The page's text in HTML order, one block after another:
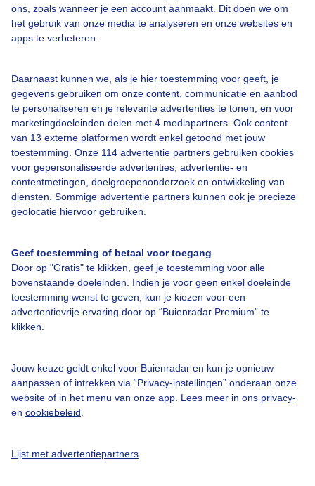
ons, zoals wanneer je een account aanmaakt. Dit doen we om
het gebruik van onze media te analyseren en onze websites en
apps te verbeteren.
Daarnaast kunnen we, als je hier toestemming voor geeft, je
gegevens gebruiken om onze content, communicatie en aanbod
te personaliseren en je relevante advertenties te tonen, en voor
marketingdoeleinden delen met 4 mediapartners. Ook content
van 13 externe platformen wordt enkel getoond met jouw
toestemming. Onze 114 advertentie partners gebruiken cookies
voor gepersonaliseerde advertenties, advertentie- en
contentmetingen, doelgroepenonderzoek en ontwikkeling van
diensten. Sommige advertentie partners kunnen ook je precieze
geolocatie hiervoor gebruiken.
Geef toestemming of betaal voor toegang
Door op "Gratis" te klikken, geef je toestemming voor alle
bovenstaande doeleinden. Indien je voor geen enkel doeleinde
toestemming wenst te geven, kun je kiezen voor een
advertentievrije ervaring door op “Buienradar Premium” te
klikken.
Jouw keuze geldt enkel voor Buienradar en kun je opnieuw
aanpassen of intrekken via “Privacy-instellingen” onderaan onze
website of in het menu van onze app. Lees meer in ons privacy-
en cookiebeleid
Lijst met advertentiepartners
Een moment geduld aub...
Over Buienradar
Contact
Toegankelijkheid
Gebruikersvoorwaarden
Buienradar Team
Privacy beleid
Cookie beleid
Gratis weerdata